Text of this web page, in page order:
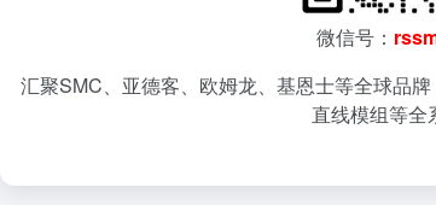
微信号：
汇聚SMC、亚德客、欧姆龙、基恩士等全球品
直线模组等全